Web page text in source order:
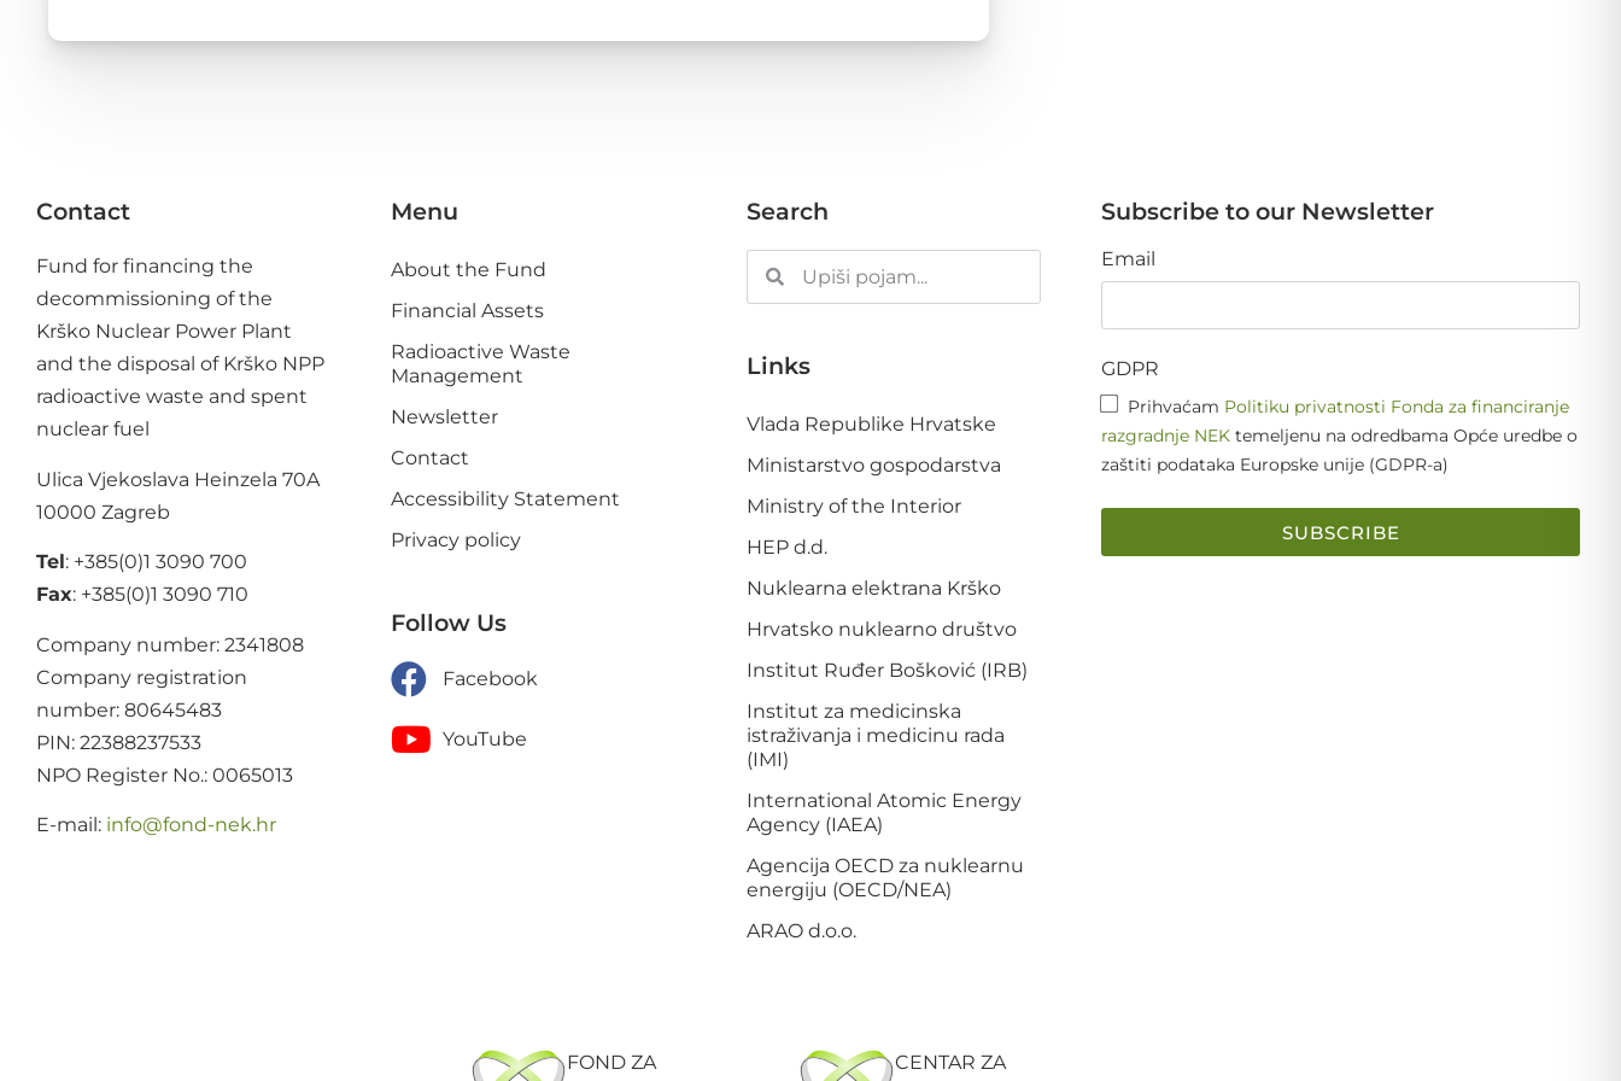
Contact
Fund for financing the
decommissioning of the
Krško Nuclear Power Plant
and the disposal of Krško NPP
radioactive waste and spent
nuclear fuel
Ulica Vjekoslava Heinzela 70A
10000 Zagreb
Tel: +385(0)1 3090 700
Fax: +385(0)1 3090 710
Company number: 2341808
Company registration
number: 80645483
PIN: 22388237533
NPO Register No.: 0065013
E-mail: rh.ken-dnof
@ofni
Menu
About the Fund
Financial Assets
Radioactive Waste
Management
Newsletter
Contact
Accessibility Statement
Privacy policy
Follow Us
Facebook
YouTube
Search
Links
Vlada Republike Hrvatske
Ministarstvo gospodarstva
Ministry of the Interior
HEP d.d.
Nuklearna elektrana Krško
Hrvatsko nuklearno društvo
Institut Ruđer Bošković (IRB)
Institut za medicinska
istraživanja i medicinu rada
(IMI)
International Atomic Energy
Agency (IAEA)
Agencija OECD za nuklearnu
energiju (OECD/NEA)
ARAO d.o.o.
Subscribe to our Newsletter
Email
GDPR
Prihvaćam Politiku privatnosti Fonda za financiranje
razgradnje NEK temeljenu na odredbama Opće uredbe o
zaštiti podataka Europske unije (GDPR-a)
SUBSCRIBE
FOND ZA
CENTAR ZA